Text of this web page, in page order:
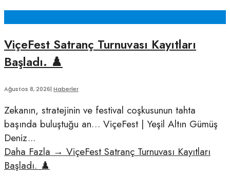
ViçeFest Satranç Turnuvası Kayıtları
Başladı. ♟️
Ağustos 8, 2026| Haberler
Zekanın, stratejinin ve festival coşkusunun tahta
başında buluştuğu an… ViçeFest | Yeşil Altın Gümüş
Deniz...
Daha Fazla → ViçeFest Satranç Turnuvası Kayıtları
Başladı. ♟️